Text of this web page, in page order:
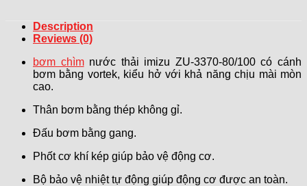
Description
Reviews (0)
bơm chìmnước thải imizu ZU-3370-80/100 có cánh
bơm bằng vortek, kiểu hở với khả năng chịu mài mòn
cao.
Thân bơm bằng thép không gỉ.
Đấu bơm bằng gang.
Phốt cơ khí kép giúp bảo vệ động cơ.
Bộ bảo vệ nhiệt tự động giúp động cơ được an toàn.